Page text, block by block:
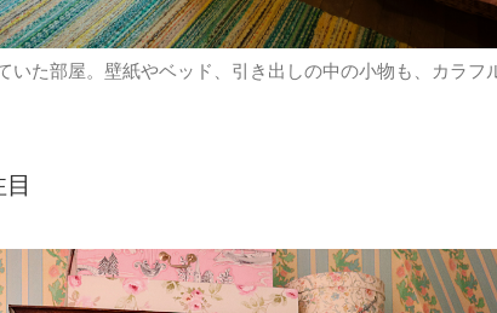
た部屋。壁紙やベッド、引き出しの中の小物も、カラフ